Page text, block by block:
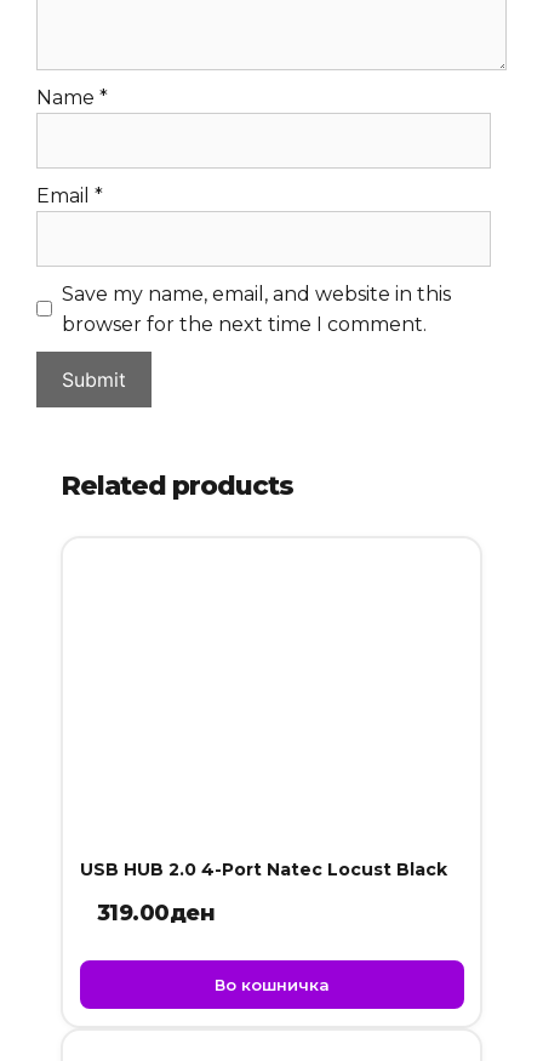
Name *
Email *
Save my name, email, and website in this
browser for the next time I comment.
Related products
USB HUB 2.0 4-Port Natec Locust Black
319.00ден
Во кошничка